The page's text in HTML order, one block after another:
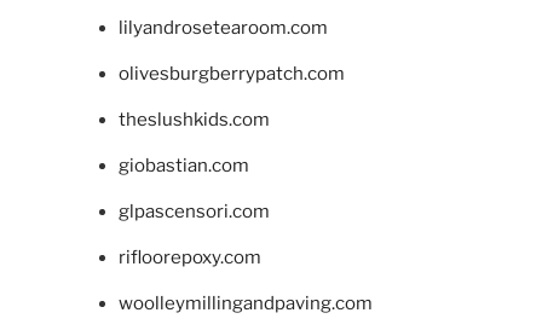
lilyandrosetearoom.com
olivesburgberrypatch.com
theslushkids.com
giobastian.com
glpascensori.com
rifloorepoxy.com
woolleymillingandpaving.com